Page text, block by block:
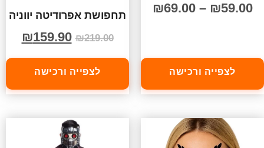
₪59.00
–
₪69.00
לצפייה ורכישה
תחפושת אפרודיטה יווניה
₪219.00
₪159.90
לצפייה ורכישה